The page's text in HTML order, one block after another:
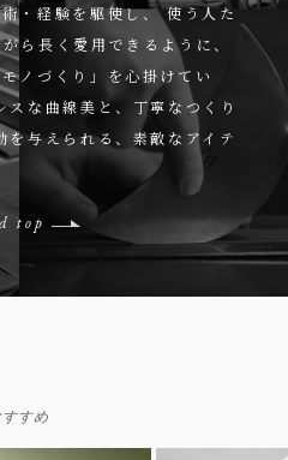
・経験を駆使し、使う人た
ら長く愛用できるように、
ノづくり」を心掛けてい
な曲線美と、丁寧なつくり
を与えられる、素敵なアイテ
top
すめ